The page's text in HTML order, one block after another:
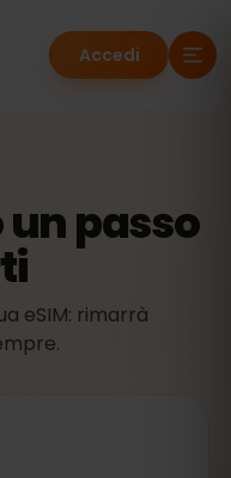
Accedi
passo
eSIM: rimarrà